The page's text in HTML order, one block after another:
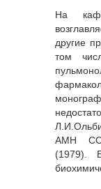
На
другие
том
АМН
(1979).